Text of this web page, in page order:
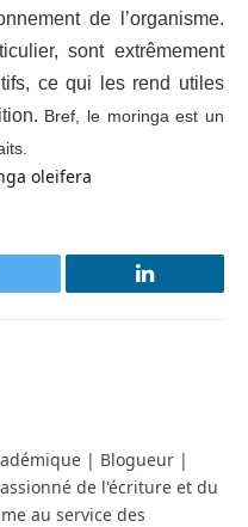
de l’organisme.
sont extrêmement
ce qui les rend utiles
Bref, le moringa est un
oleifera
LinkedIn
| Blogueur |
de l'écriture et du
au service des